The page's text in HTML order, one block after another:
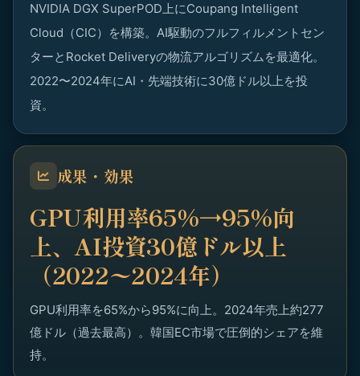
NVIDIA DGX SuperPOD上にCoupang Intelligent
Cloud（CIC）を構築。AI駆動のフルフィルメントセン
ターとRocket Deliveryの物流アルゴリズムを最適化。
2022〜2024年にAI・先端技術に30億ドル以上を投
資。
成果・効果
GPU利用率65%→95%向
上、AI投資30億ドル以上
（2022〜2024年）
GPU利用率を65%から95%に向上。2024年売上約277
億ドル（過去最高）。韓国EC市場で圧倒的シェアを維
持。